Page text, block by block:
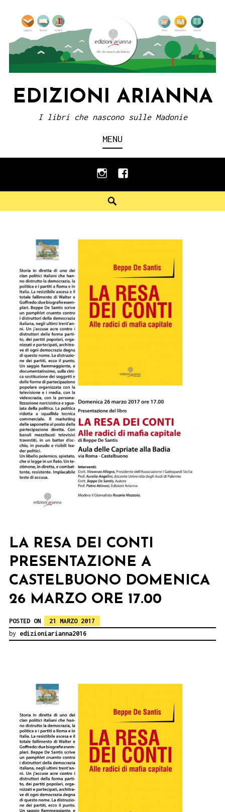
content
EDIZIONI ARIANNA
I libri che nascono sulle Madonie
MENU
instagramfacebook
LA RESA DEI CONTI
PRESENTAZIONE A
CASTELBUONO DOMENICA
26 MARZO ORE 17.00
POSTED ON
21 MARZO 2017
by edizioniarianna2016